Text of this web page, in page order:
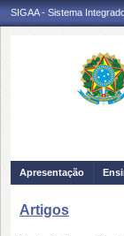
SIGAA - Sistema
Apresentação
Artigos